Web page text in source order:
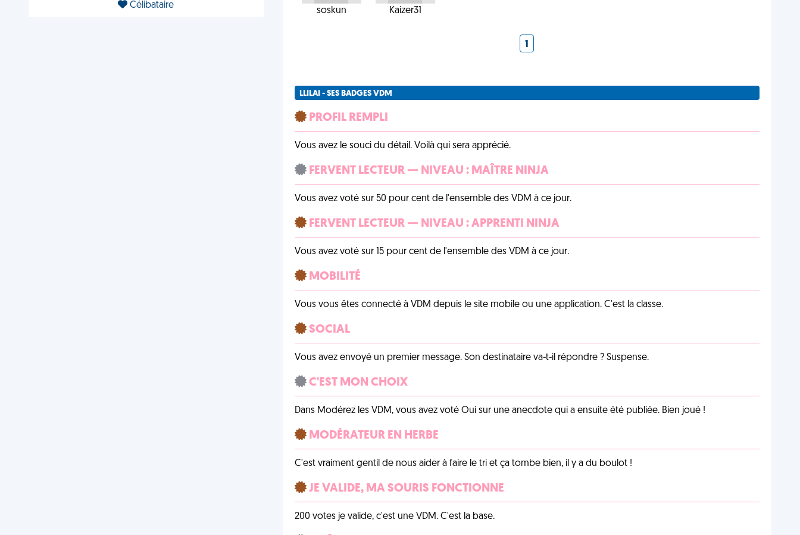
Célibataire
soskun Kaizer31
1
LLILAI - SES BADGES VDM
PROFIL REMPLI
Vous avez le souci du détail. Voilà qui sera apprécié.
FERVENT LECTEUR — NIVEAU : MAÎTRE NINJA
Vous avez voté sur 50 pour cent de l'ensemble des VDM à ce jour.
FERVENT LECTEUR — NIVEAU : APPRENTI NINJA
Vous avez voté sur 15 pour cent de l'ensemble des VDM à ce jour.
MOBILITÉ
Vous vous êtes connecté à VDM depuis le site mobile ou une application. C'est la classe.
SOCIAL
Vous avez envoyé un premier message. Son destinataire va-t-il répondre ? Suspense.
C'EST MON CHOIX
Dans Modérez les VDM, vous avez voté Oui sur une anecdote qui a ensuite été publiée. Bien joué !
MODÉRATEUR EN HERBE
C'est vraiment gentil de nous aider à faire le tri et ça tombe bien, il y a du boulot !
JE VALIDE, MA SOURIS FONCTIONNE
200 votes je valide, c'est une VDM. C'est la base.